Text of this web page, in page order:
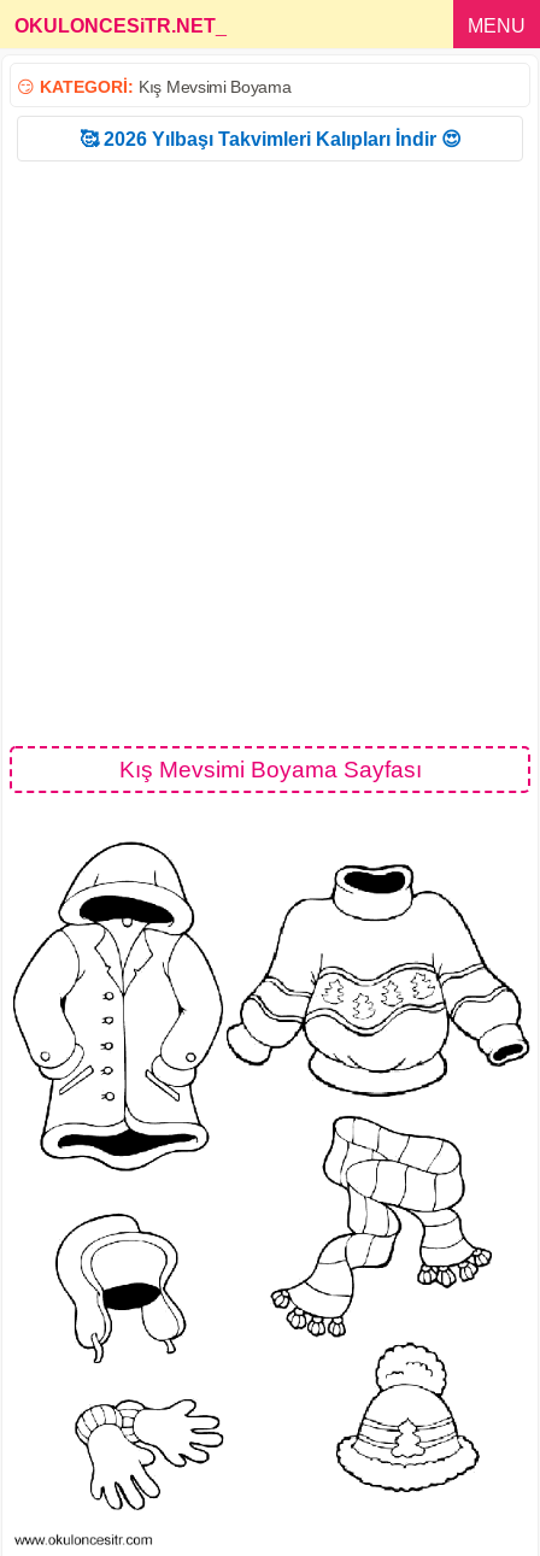
OKULONCESiTR.NET MENU
😏 KATEGORİ: Kış Mevsimi Boyama
🥰 2026 Yılbaşı Takvimleri Kalıpları İndir 😍
Kış Mevsimi Boyama Sayfası